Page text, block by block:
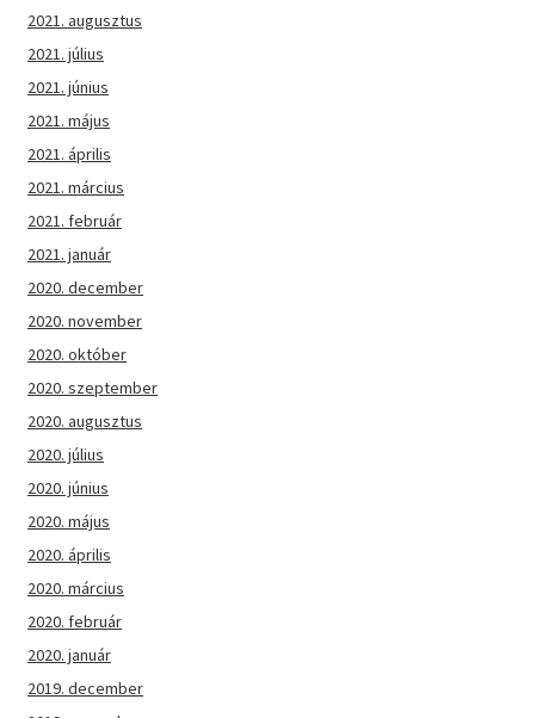
2021. augusztus
2021. július
2021. június
2021. május
2021. április
2021. március
2021. február
2021. január
2020. december
2020. november
2020. október
2020. szeptember
2020. augusztus
2020. július
2020. június
2020. május
2020. április
2020. március
2020. február
2020. január
2019. december